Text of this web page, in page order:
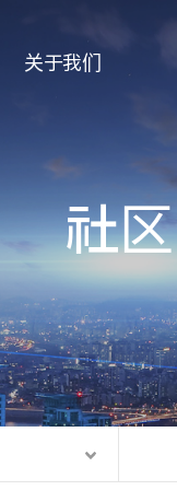
关于我们
经营理念
组织结构图
社区